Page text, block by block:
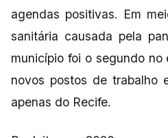
agendas positivas. Em
sanitária causada pela
município foi o segundo
novos postos de trabalho
apenas do Recife.